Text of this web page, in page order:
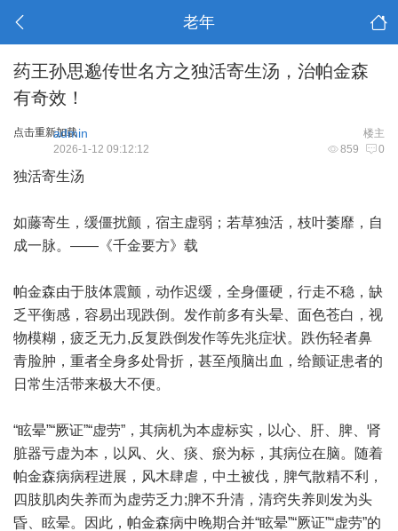
老年
药王孙思邈传世名方之独活寄生汤，治帕金森
有奇效！
点击重新加载 楼主
admin
859 0
2026-1-12 09:12:12
独活寄生汤
如藤寄生，缓僵扰颤，宿主虚弱；若草独活，枝叶萎靡，自
成一脉。——《千金要方》载
帕金森由于肢体震颤，动作迟缓，全身僵硬，行走不稳，缺
乏平衡感，容易出现跌倒。发作前多有头晕、面色苍白，视
物模糊，疲乏无力,反复跌倒发作等先兆症状。跌伤轻者鼻
青脸肿，重者全身多处骨折，甚至颅脑出血，给颤证患者的
日常生活带来极大不便。
“眩晕”“厥证”“虚劳”，其病机为本虚标实，以心、肝、脾、肾
脏器亏虚为本，以风、火、痰、瘀为标，其病位在脑。随着
帕金森病病程进展，风木肆虐，中土被伐，脾气散精不利，
四肢肌肉失养而为虚劳乏力;脾不升清，清窍失养则发为头
昏、眩晕。因此，帕金森病中晚期合并“眩晕”“厥证”“虚劳”的